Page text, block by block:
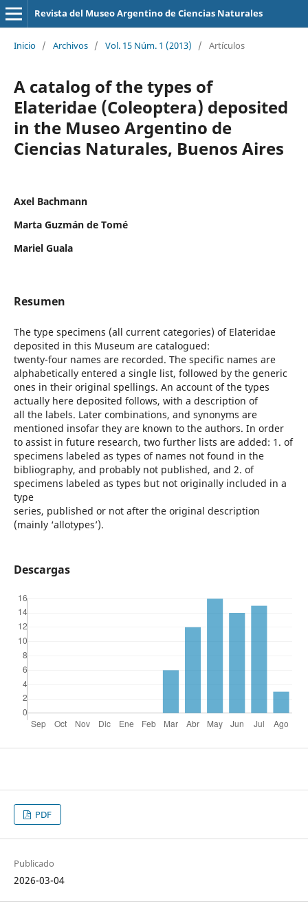
Revista del Museo Argentino de Ciencias Naturales
Inicio / Archivos / Vol. 15 Núm. 1 (2013) / Artículos
A catalog of the types of
Elateridae (Coleoptera) deposited
in the Museo Argentino de
Ciencias Naturales, Buenos Aires
Axel Bachmann
Marta Guzmán de Tomé
Mariel Guala
Resumen
The type specimens (all current categories) of Elateridae
deposited in this Museum are catalogued:
twenty-four names are recorded. The specific names are
alphabetically entered a single list, followed by the generic
ones in their original spellings. An account of the types
actually here deposited follows, with a description of
all the labels. Later combinations, and synonyms are
mentioned insofar they are known to the authors. In order
to assist in future research, two further lists are added: 1. of
specimens labeled as types of names not found in the
bibliography, and probably not published, and 2. of
specimens labeled as types but not originally included in a
type
series, published or not after the original description
(mainly ‘allotypes’).
Descargas
PDF
Publicado
2026-03-04